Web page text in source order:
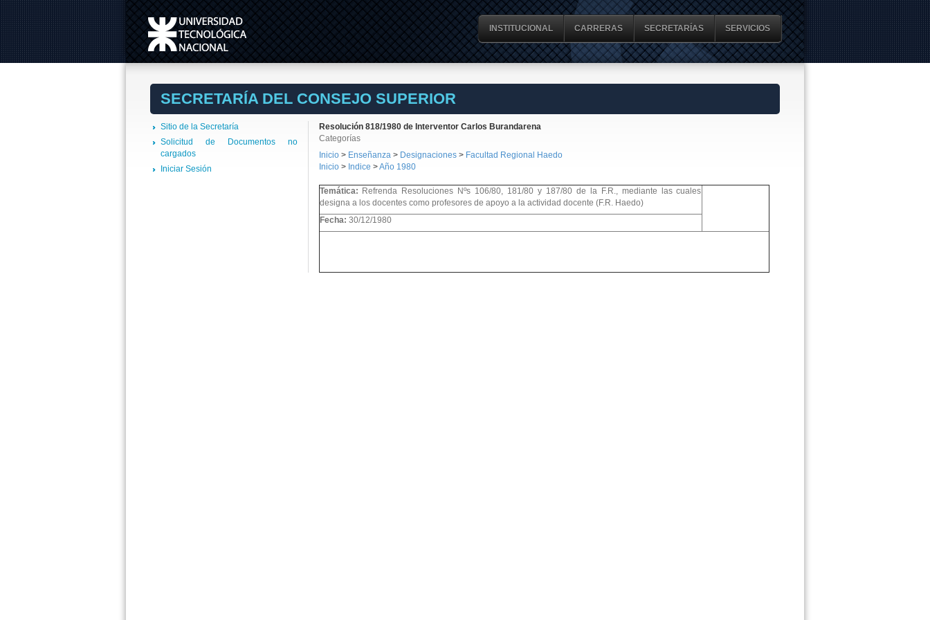
INSTITUCIONAL CARRERAS SECRETARÍAS SERVICIOS
SECRETARÍA DEL CONSEJO SUPERIOR
Sitio de la Secretaría
Solicitud de Documentos no
cargados
Iniciar Sesión
Resolución 818/1980 de Interventor Carlos Burandarena
Categorías
Inicio> Enseñanza > Designaciones > Facultad Regional Haedo
Inicio> Indice >Año 1980
Temática: Refrenda Resoluciones Nºs 106/80, 181/80 y 187/80 de la F.R., mediante las cuales
designa a los docentes como profesores de apoyo a la actividad docente (F.R. Haedo)
Fecha: 30/12/1980